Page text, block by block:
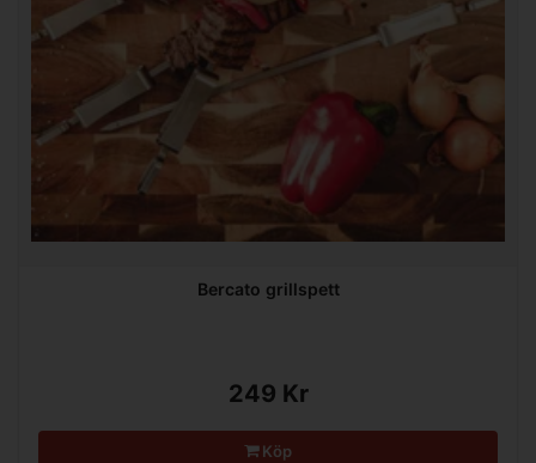
Bercato grillspett
249 Kr
Köp